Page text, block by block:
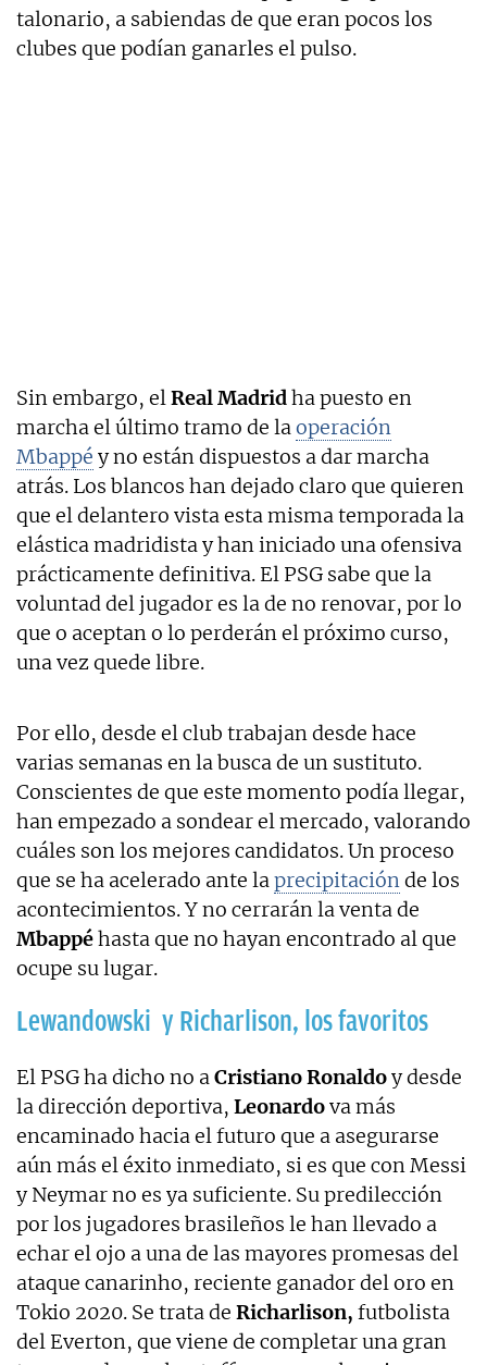
talonario, a sabiendas de que eran pocos los
clubes que podían ganarles el pulso.
Sin embargo, elReal Madridha puesto en
marcha el último tramo de laoperación
Mbappé y no están dispuestos a dar marcha
atrás. Los blancos han dejado claro que quieren
que el delantero vista esta misma temporada la
elástica madridista y han iniciado una ofensiva
prácticamente definitiva. El PSG sabe que la
voluntad del jugador es la de no renovar, por lo
que o aceptan o lo perderán el próximo curso,
una vez quede libre.
Por ello, desde el club trabajan desde hace
varias semanas en la busca de un sustituto.
Conscientes de que este momento podía llegar,
han empezado a sondear el mercado, valorando
cuáles son los mejores candidatos. Un proceso
que se ha acelerado ante laprecipitaciónde los
acontecimientos. Y no cerrarán la venta de
Mbappéhasta que no hayan encontrado al que
ocupe su lugar.
Lewandowski y Richarlison, los favoritos
El PSG ha dicho no aCristiano Ronaldoy desde
la dirección deportiva, Leonardova más
encaminado hacia el futuro que a asegurarse
aún más el éxito inmediato, si es que con Messi
y Neymar no es ya suficiente. Su predilección
por los jugadores brasileños le han llevado a
echar el ojo a una de las mayores promesas del
ataque canarinho, reciente ganador del oro en
Tokio 2020. Se trata de Richarlison, futbolista
del Everton, que viene de completar una gran